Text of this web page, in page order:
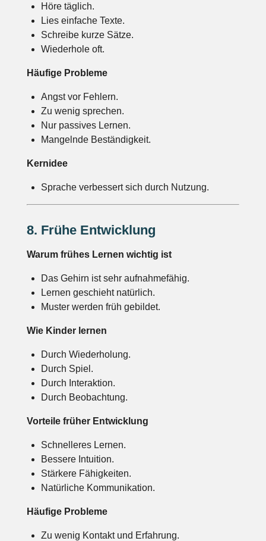
Höre täglich.
Lies einfache Texte.
Schreibe kurze Sätze.
Wiederhole oft.
Häufige Probleme
Angst vor Fehlern.
Zu wenig sprechen.
Nur passives Lernen.
Mangelnde Beständigkeit.
Kernidee
Sprache verbessert sich durch Nutzung.
8. Frühe Entwicklung
Warum frühes Lernen wichtig ist
Das Gehirn ist sehr aufnahmefähig.
Lernen geschieht natürlich.
Muster werden früh gebildet.
Wie Kinder lernen
Durch Wiederholung.
Durch Spiel.
Durch Interaktion.
Durch Beobachtung.
Vorteile früher Entwicklung
Schnelleres Lernen.
Bessere Intuition.
Stärkere Fähigkeiten.
Natürliche Kommunikation.
Häufige Probleme
Zu wenig Kontakt und Erfahrung.